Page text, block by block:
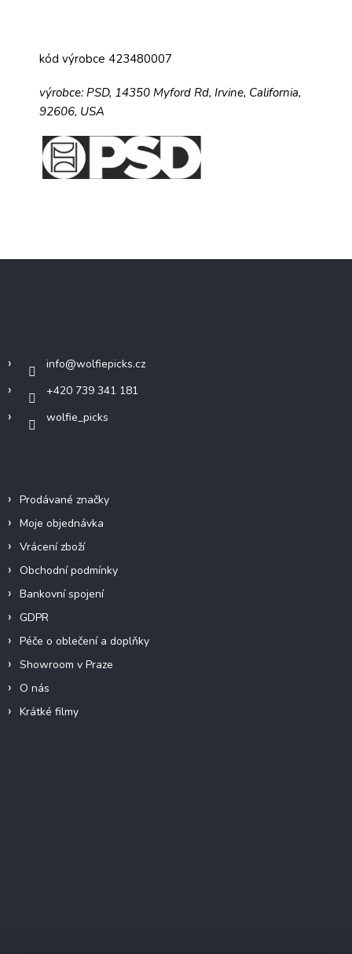
kód výrobce 423480007
výrobce: PSD, 14350 Myford Rd, Irvine, California,
92606, USA
info@wolfiepicks.cz
+420 739 341 181
wolfie_picks
Prodávané značky
Moje objednávka
Vrácení zboží
Obchodní podmínky
Bankovní spojení
GDPR
Péče o oblečení a doplňky
Showroom v Praze
O nás
Krátké filmy